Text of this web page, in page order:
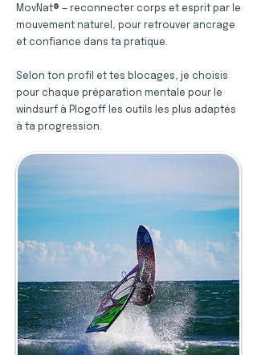
MovNat® — reconnecter corps et esprit par le
mouvement naturel, pour retrouver ancrage
et confiance dans ta pratique.
Selon ton profil et tes blocages, je choisis
pour chaque préparation mentale pour le
windsurf à Plogoff les outils les plus adaptés
à ta progression.